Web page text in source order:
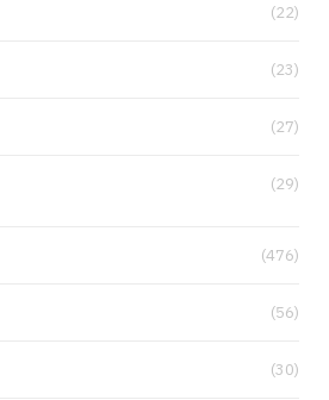
(22)
(23)
(27)
(29)
(476)
(56)
(30)